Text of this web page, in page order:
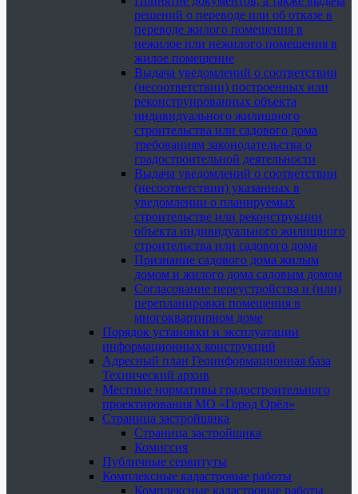
решений о переводе или об отказе в
переводе жилого помещения в
нежилое или нежилого помещения в
жилое помещение
Выдача уведомлений о соответствии
(несоответствии) построенных или
реконструированных объекта
индивидуального жилищного
строительства или садового дома
требованиям законодательства о
градостроительной деятельности
Выдача уведомлений о соответствии
(несоответствии) указанных в
уведомлении о планируемых
строительстве или реконструкции
объекта индивидуального жилищного
строительства или садового дома
Признание садового дома жилым
домом и жилого дома садовым домом
Согласование переустройства и (или)
перепланировки помещения в
многоквартирном доме
Порядок установки и эксплуатации
информационных конструкций
Адресный план Геоинформационная база
Технический архив
Местные нормативы градостроительного
проектирования МО «Город Орёл»
Страница застройщика
Страница застройщика
Комиссия
Публичные сервитуты
Комплексные кадастровые работы
Комплексные кадастровые работы